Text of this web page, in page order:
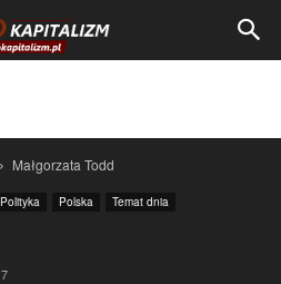
Małgorzata Todd
Polityka Polska Temat dnia
7